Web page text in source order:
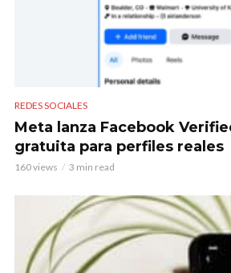
REDES SOCIALES
Meta lanza Facebook
gratuita para perfiles reales
160 views 3 min read